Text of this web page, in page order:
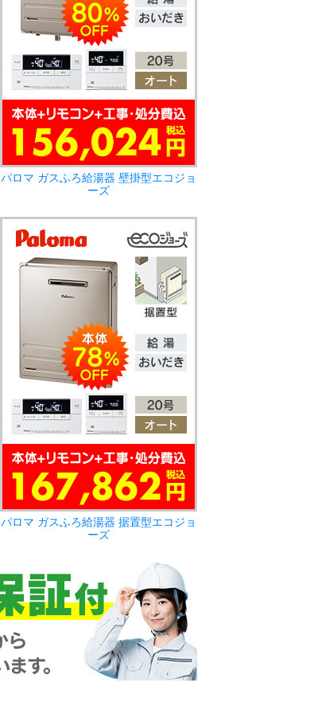
パロマ ガスふろ給湯器 壁掛型エコジョ
ーズ
パロマ ガスふろ給湯器 据置型エコジョ
ーズ